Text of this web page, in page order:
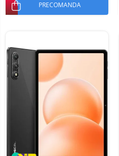
PRECOMANDA